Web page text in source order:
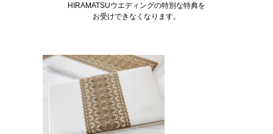
HIRAMATSUウエディングの特別な特典を
お受けできなくなります。